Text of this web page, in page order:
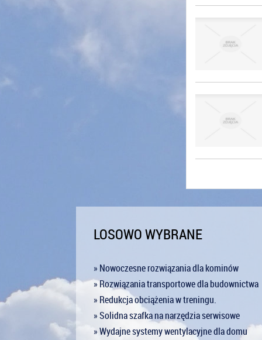
LOSOWO WYBRANE
» Nowoczesne rozwiązania dla kominów
» Rozwiązania transportowe dla budownictwa
» Redukcja obciążenia w treningu.
» Solidna szafka na narzędzia serwisowe
» Wydajne systemy wentylacyjne dla domu